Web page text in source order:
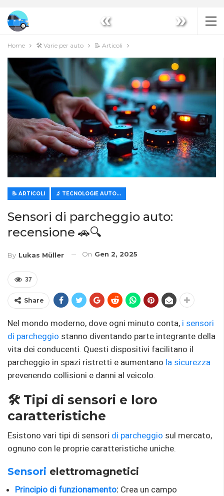
« »
Home 🛠️ Varie per auto 📝 Articoli
📝 ARTICOLI 🔬 TECNOLOGIE AUTOMOBILISTICHE MODERNE
Sensori di parcheggio auto:
recensione 🚗🔍
By Lukas Müller On Gen 2, 2025
37
Share
Nel mondo moderno, dove ogni minuto conta, i sensori
di parcheggio stanno diventando parte integrante della
vita dei conducenti. Questi dispositivi facilitano il
parcheggio in spazi ristretti e aumentano la sicurezza
prevenendo collisioni e danni al veicolo.
🛠 Tipi di sensori e loro
caratteristiche
Esistono vari tipi di sensori di parcheggio sul mercato,
ognuno con le proprie caratteristiche uniche.
Sensori elettromagnetici
Principio di funzionamento: Crea un campo